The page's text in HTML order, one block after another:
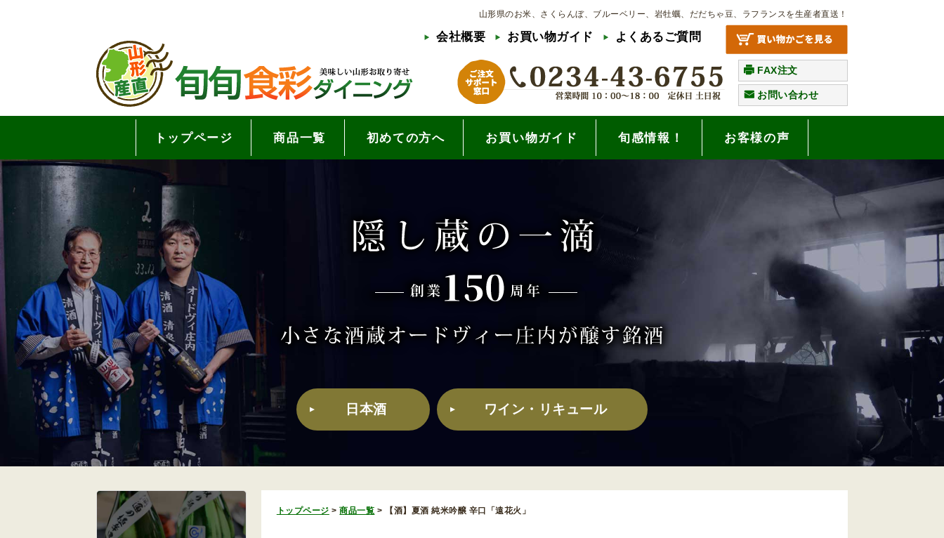
山形県のお米、さくらんぼ、ブルーベリー、岩牡蠣、だだちゃ豆、ラフランスを生産者直送！
会社概要 お買い物ガイド よくあるご質問
FAX注文
お問い合わせ
トップページ 商品一覧 初めての方へ お買い物ガイド 旬感情報！ お客様の声
日本酒 ワイン・リキュール
トップページ >商品一覧 > 【酒】夏酒 純米吟醸 辛口「遠花火」